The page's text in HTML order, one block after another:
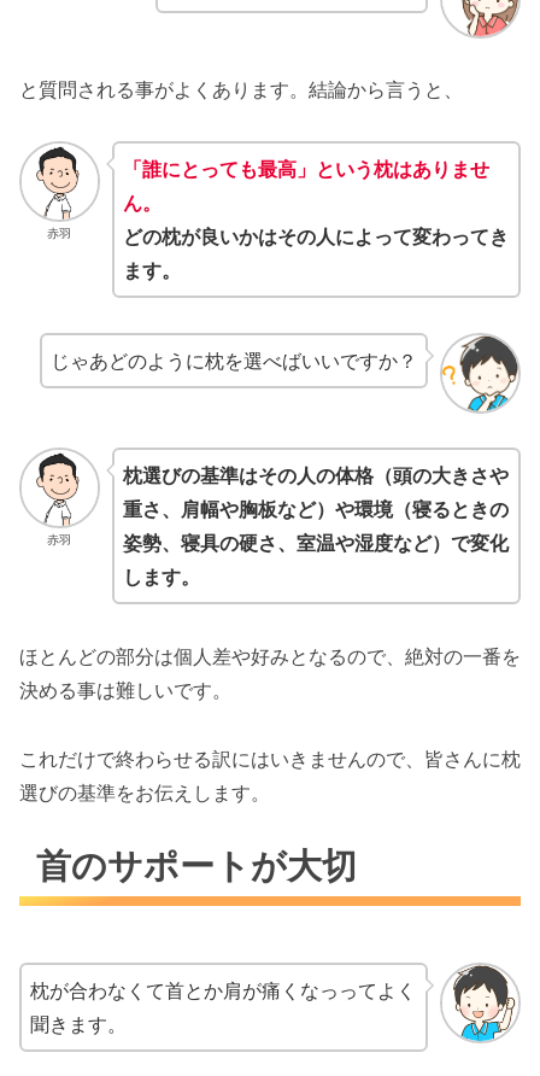
と質問される事がよくあります。結論から言うと、
赤羽
「誰にとって も最高」という枕はありませ
ん。
どの枕が良いかはその人によって変わってき
ます。
じゃあどのように枕を選べばいいですか？
赤羽
枕選びの基準はその人の体格（頭の大きさや
重さ、肩幅や胸板など）や環境（寝るときの
姿勢、寝具の硬さ、室温や湿度など） で変化
します。
ほとんどの部分は個人差や好みとなるので、絶対の一番を
決める事は難しいです。
これだけで終わらせる訳にはいきませんので、皆さんに枕
選びの基準をお伝えします。
首のサポートが大切
枕が合わなくて首とか肩が痛くなっってよく
聞きます。